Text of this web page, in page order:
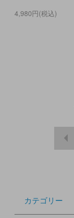
4,980円(税込)
カテゴリー